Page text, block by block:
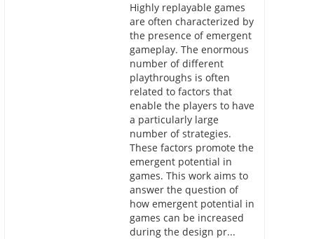
Highly replayable games
are often characterized by
the presence of emergent
gameplay. The enormous
number of different
playthroughs is often
related to factors that
enable the players to have
a particularly large
number of strategies.
These factors promote the
emergent potential in
games. This work aims to
answer the question of
how emergent potential in
games can be increased
during the design pr...